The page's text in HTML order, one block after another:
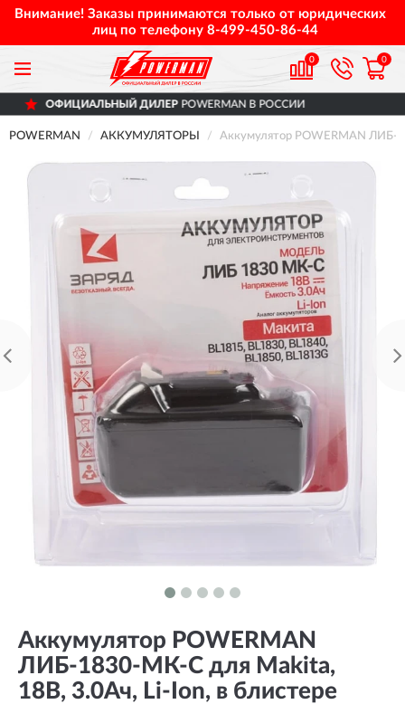
Внимание! Заказы принимаются только от юридических
лиц по телефону 8-499-450-86-44
0 0
ДИЛЕРPOWERMAN В РОССИИ
POWERMAN АККУМУЛЯТОРЫ Аккумулятор POWERMAN ЛИБ-
Аккумулятор POWERMAN
ЛИБ-1830-МК-С для Makita,
18В, 3.0Ач, Li-Ion, в блистере